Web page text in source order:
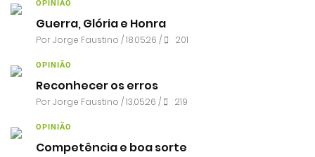
OPINIÃO
Guerra, Glória e Honra
PorJorge Faustino / 18.05.26 / 201
OPINIÃO
Reconhecer os erros
PorJorge Faustino / 13.05.26 / 219
OPINIÃO
Competência e boa sorte